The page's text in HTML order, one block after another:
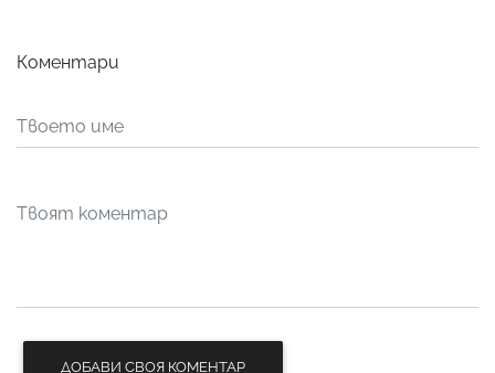
Коментари
ДОБАВИ СВОЯ КОМЕНТАР